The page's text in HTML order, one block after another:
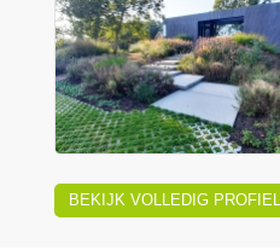
BEKIJK VOLLEDIG PROFIEL